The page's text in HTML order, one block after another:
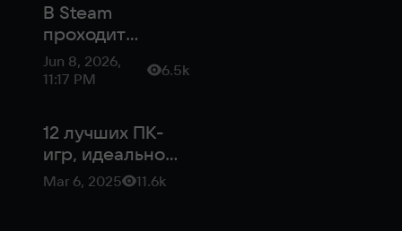
В Steam
проходит
распродажа
«Фестиваль
Jun 8, 2026,
11:17 PM
6.5k
12 лучших ПК-
игр, идеально
адаптированных
Mar 6, 2025 11.6k